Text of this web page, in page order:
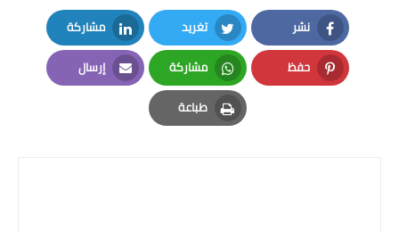
المرحلة الاعدادية
ملازم دراسية
المرحلة الابتدائية
نشر
Facebook
تغريد
Twitter
مشاركة
LinkedIn
حفظ
Pinterest
مشاركة
Whatsapp
إرسال
Email
طباعة
Print